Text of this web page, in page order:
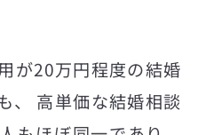
が20万円程度の結婚
、 高単価な結婚相談